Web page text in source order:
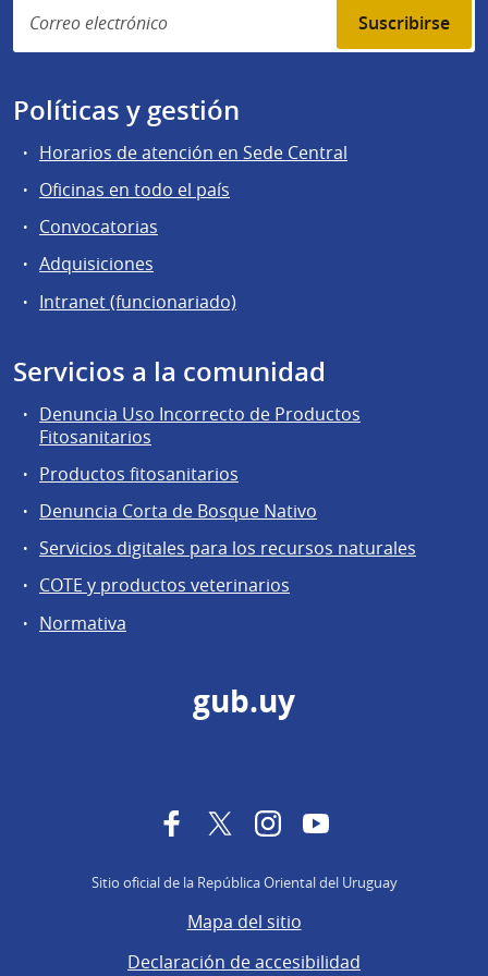
Suscribirse
Políticas y gestión
Horarios de atención en Sede Central
Oficinas en todo el país
Convocatorias
Adquisiciones
Intranet (funcionariado)
Servicios a la comunidad
Denuncia Uso Incorrecto de Productos
Fitosanitarios
Productos fitosanitarios
Denuncia Corta de Bosque Nativo
Servicios digitales para los recursos naturales
COTE y productos veterinarios
Normativa
gub.uy
FacebookTwitterInstagramYouTube
Sitio oficial de la República Oriental del Uruguay
Mapa del sitio
Declaración de accesibilidad